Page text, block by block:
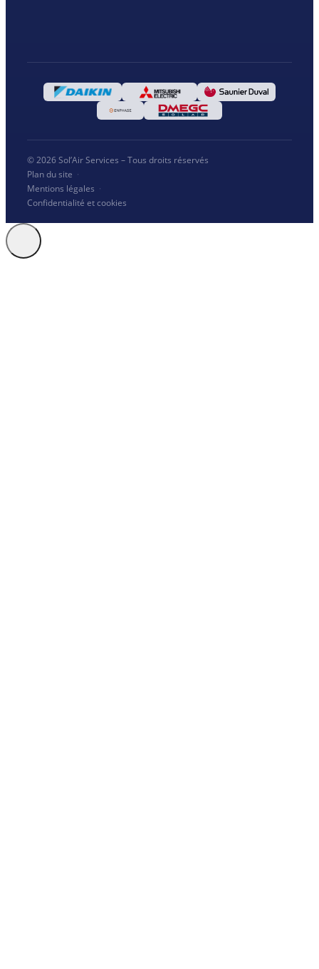
© 2026 Sol’Air Services – Tous droits réservés
Plan du site ·
Mentions légales ·
Confidentialité et cookies